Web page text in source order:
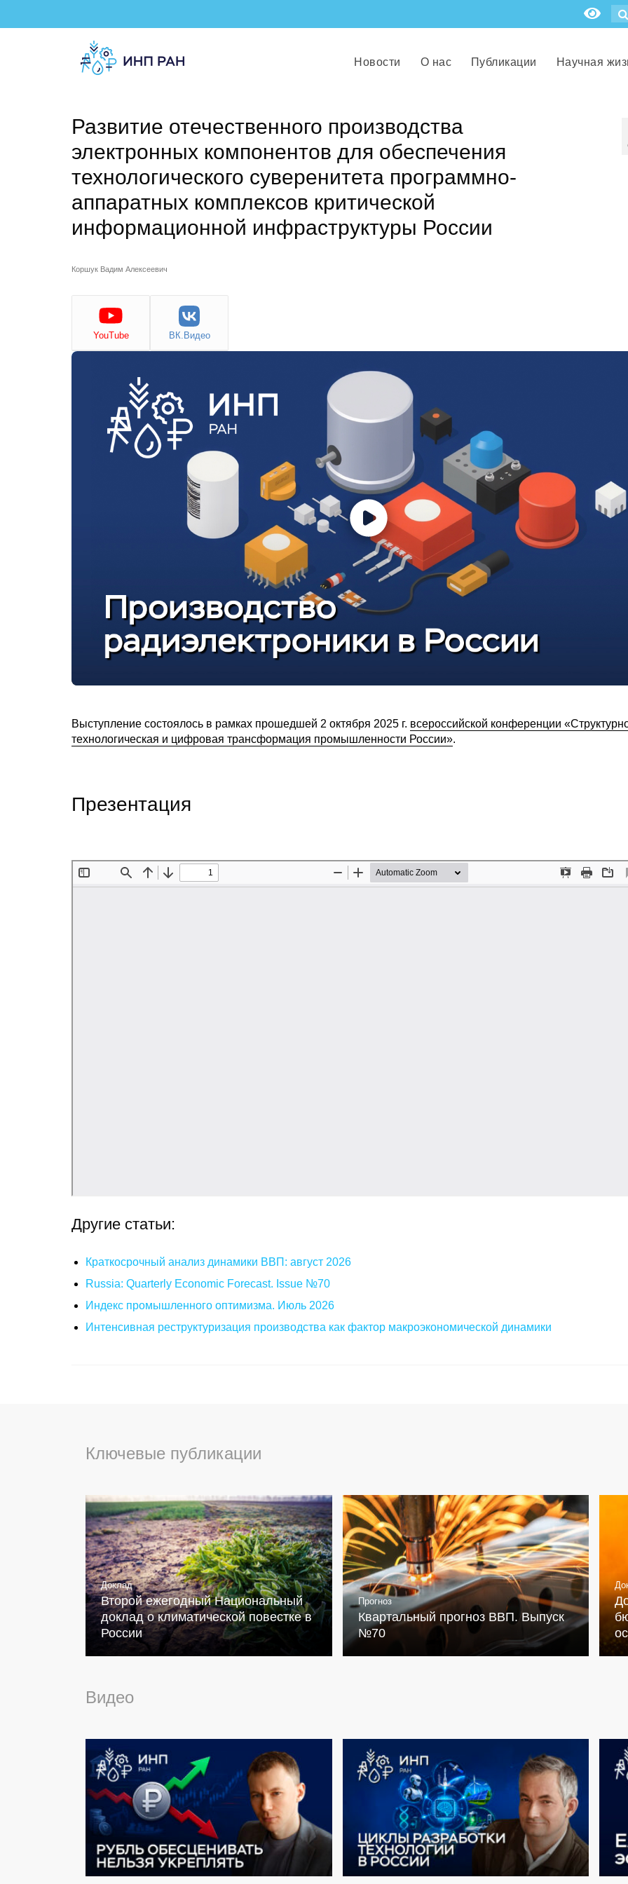
Новости О нас Публикации Научная
Развитие отечественного производства
электронных компонентов для обеспечения
технологического суверенитета программно-
аппаратных комплексов критической
информационной инфраструктуры России
Коршук Вадим Алексеевич
YouTube ВК.Видео
Выступление состоялось в рамках прошедшей 2 октября 2025 г. всероссийской конференции
технологическая и цифровая трансформация промышленности России».
Презентация
Другие статьи:
Краткосрочный анализ динамики ВВП: август 2026
Russia: Quarterly Economic Forecast. Issue №70
Индекс промышленного оптимизма. Июль 2026
Интенсивная реструктуризация производства как фактор макроэкономической динамики
Ключевые публикации
Доклад
Второй ежегодный Национальный
доклад о климатической повестке в
России
Прогноз
Квартальный прогноз ВВП. Выпуск
№70
Видео